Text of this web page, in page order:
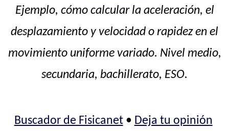
Ejemplo, cómo calcular la aceleración, el
desplazamiento y velocidad o rapidez en el
movimiento uniforme variado. Nivel medio,
secundaria, bachillerato, ESO.
Buscador de Fisicanet• Deja tu opinión